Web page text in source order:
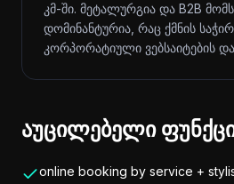
კმ-ში. მეტალურგია და B2B
დომინანტურია, რაც ქმნის
კორპორატიული ვებსაიტების
აუცილებელი
online booking by service +